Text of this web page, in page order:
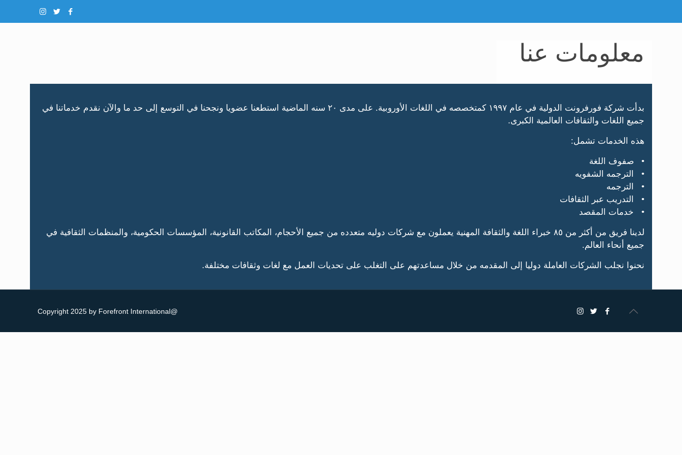
معلومات عنا
بدأت شركة فورفرونت الدولية في عام ١٩٩٧ كمتخصصه في اللغات الأوروبية. على مدى ٢٠ سنه الماضية استطعنا عضويا ونجحنا في التوسع إلى حد ما والآن نقدم خدماتنا في
جميع اللغات والثقافات العالمية الكبرى.
هذه الخدمات تشمل:
• صفوف اللغة
• الترجمه الشفويه
• الترجمه
• التدريب عبر الثقافات
• خدمات المقصد
لدينا فريق من أكثر من ٨٥ خبراء اللغة والثقافة المهنية يعملون مع شركات دوليه متعدده من جميع الأحجام، المكاتب القانونية، المؤسسات الحكومية، والمنظمات الثقافية في
جميع أنحاء العالم.
نحنوا نجلب الشركات العاملة دوليا إلى المقدمه من خلال مساعدتهم على التغلب على تحديات العمل مع لغات وثقافات مختلفة.
@Copyright 2025 by Forefront International